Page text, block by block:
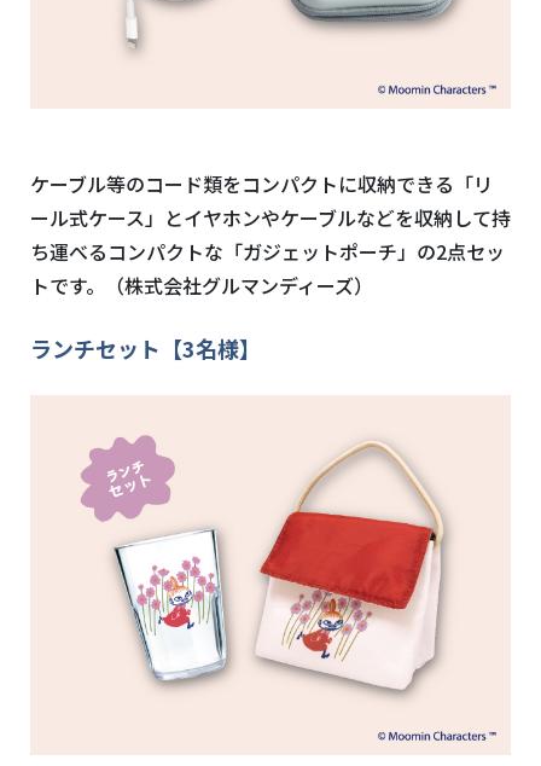
ケーブル等のコード類をコンパクトに収納できる「リ
ール式ケース」とイヤホンやケーブルなどを収納して持
ち運べるコンパクトな「ガジェットポーチ」の2点セッ
トです。（株式会社グルマンディーズ）
ランチセット【3名様】